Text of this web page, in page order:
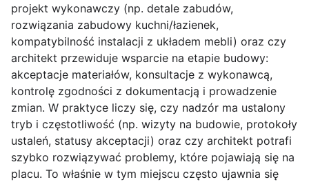
projekt wykonawczy (np. detale zabudów,
rozwiązania zabudowy kuchni/łazienek,
kompatybilność instalacji z układem mebli) oraz czy
architekt przewiduje wsparcie na etapie budowy:
akceptacje materiałów, konsultacje z wykonawcą,
kontrolę zgodności z dokumentacją i prowadzenie
zmian. W praktyce liczy się, czy nadzór ma ustalony
tryb i częstotliwość (np. wizyty na budowie, protokoły
ustaleń, statusy akceptacji) oraz czy architekt potrafi
szybko rozwiązywać problemy, które pojawiają się na
placu. To właśnie w tym miejscu często ujawnia się